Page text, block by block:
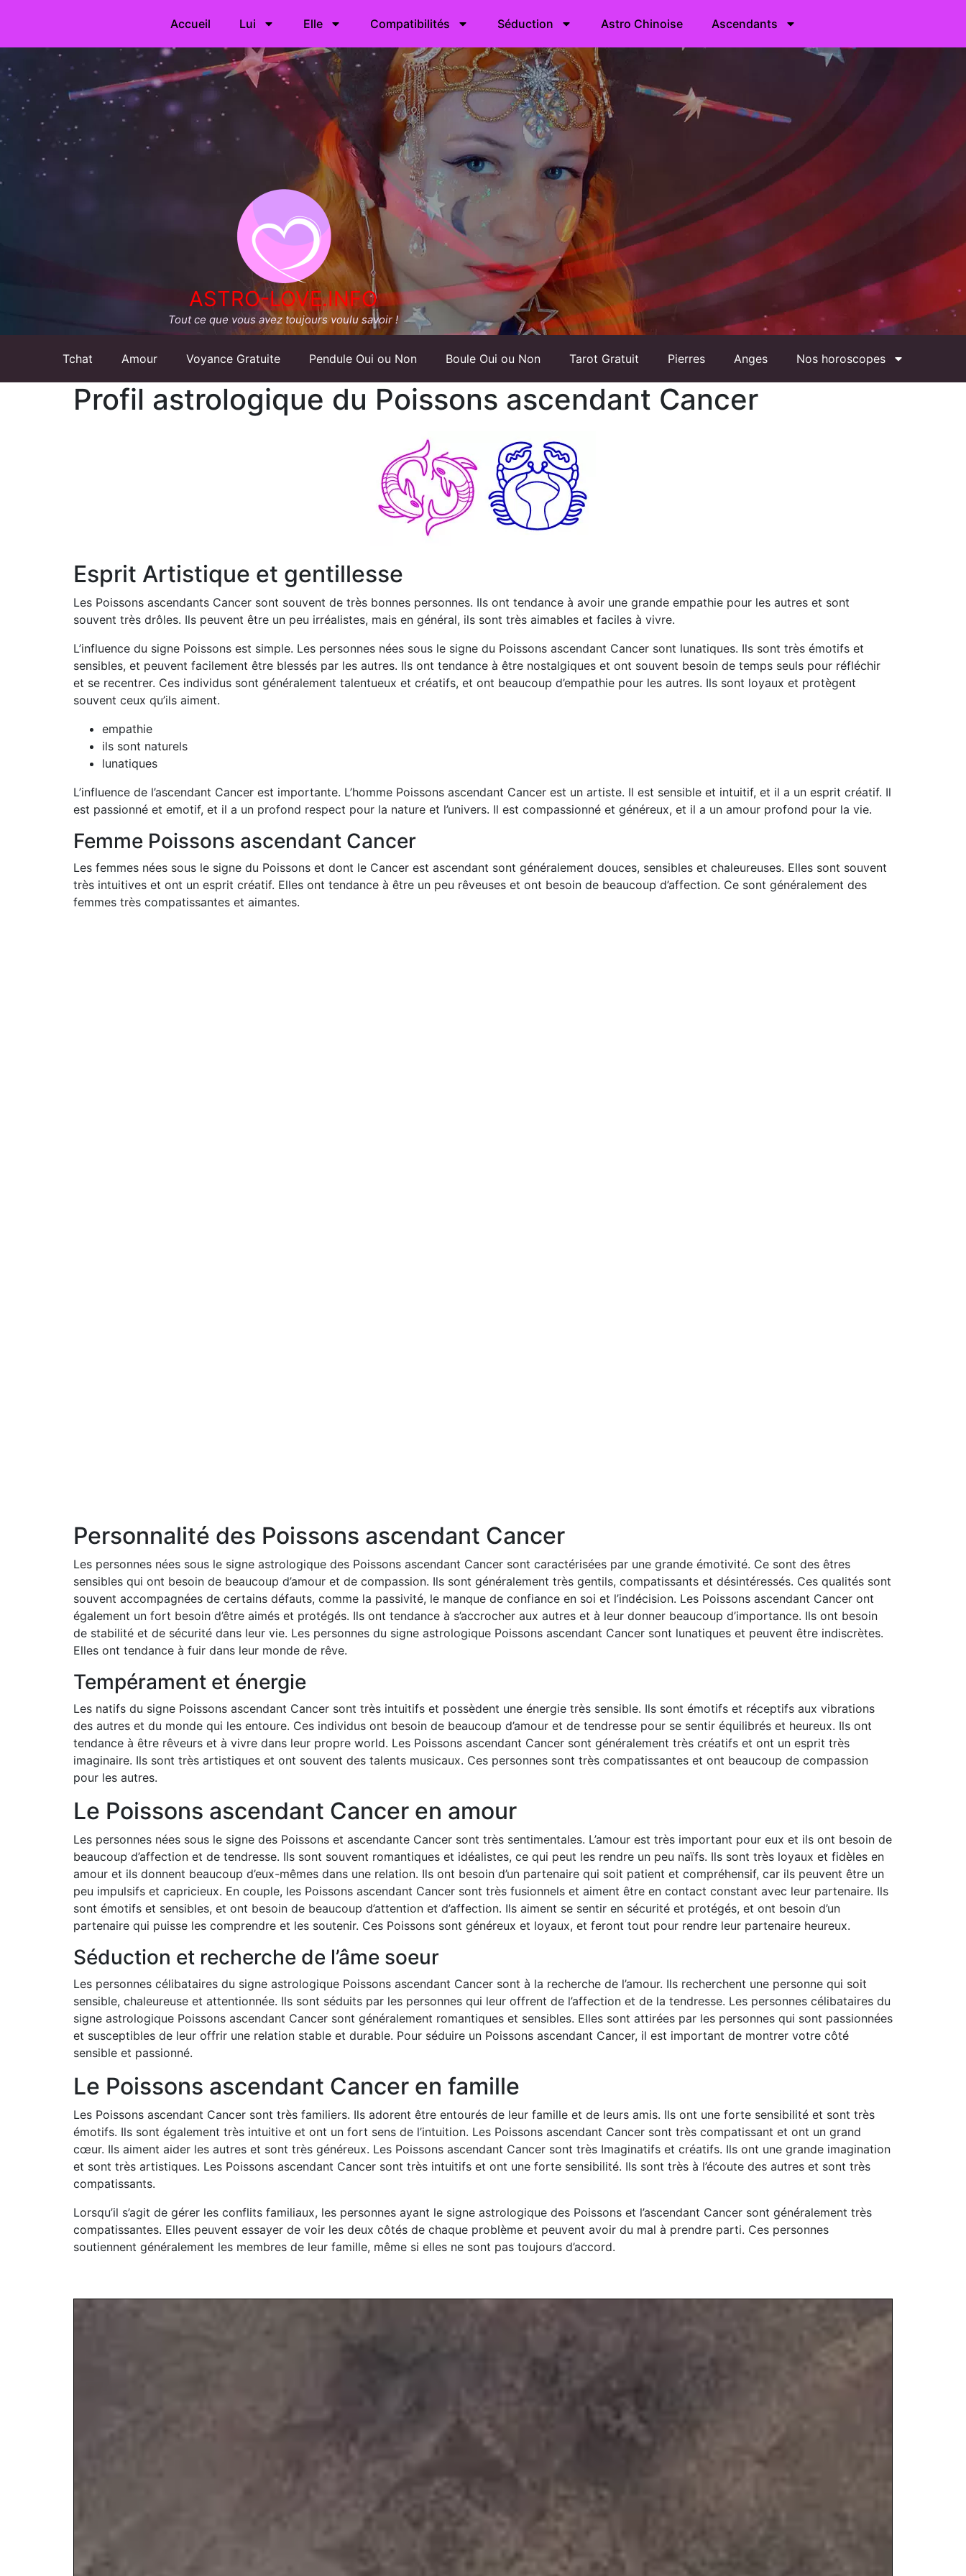
Accueil Lui Elle Compatibilités Séduction Astro Chinoise Ascendants
ASTRO-LOVE.INFO
Tout ce que vous avez toujours voulu savoir !
Tchat Amour Voyance Gratuite Pendule Oui ou Non Boule Oui ou Non Tarot Gratuit Pierres Anges Nos horoscopes
Profil astrologique du Poissons ascendant Cancer
Esprit Artistique et gentillesse
Les Poissons ascendants Cancer sont souvent de très bonnes personnes. Ils ont tendance à avoir une grande empathie pour les autres et sont
souvent très drôles. Ils peuvent être un peu irréalistes, mais en général, ils sont très aimables et faciles à vivre.
L’influence du signe Poissons est simple. Les personnes nées sous le signe du Poissons ascendant Cancer sont lunatiques. Ils sont très émotifs et
sensibles, et peuvent facilement être blessés par les autres. Ils ont tendance à être nostalgiques et ont souvent besoin de temps seuls pour réfléchir
et se recentrer. Ces individus sont généralement talentueux et créatifs, et ont beaucoup d’empathie pour les autres. Ils sont loyaux et protègent
souvent ceux qu’ils aiment.
empathie
ils sont naturels
lunatiques
L’influence de l’ascendant Cancer est importante. L’homme Poissons ascendant Cancer est un artiste. Il est sensible et intuitif, et il a un esprit créatif. Il
est passionné et emotif, et il a un profond respect pour la nature et l’univers. Il est compassionné et généreux, et il a un amour profond pour la vie.
Femme Poissons ascendant Cancer
Les femmes nées sous le signe du Poissons et dont le Cancer est ascendant sont généralement douces, sensibles et chaleureuses. Elles sont souvent
très intuitives et ont un esprit créatif. Elles ont tendance à être un peu rêveuses et ont besoin de beaucoup d’affection. Ce sont généralement des
femmes très compatissantes et aimantes.
Personnalité des Poissons ascendant Cancer
Les personnes nées sous le signe astrologique des Poissons ascendant Cancer sont caractérisées par une grande émotivité. Ce sont des êtres
sensibles qui ont besoin de beaucoup d’amour et de compassion. Ils sont généralement très gentils, compatissants et désintéressés. Ces qualités sont
souvent accompagnées de certains défauts, comme la passivité, le manque de confiance en soi et l’indécision. Les Poissons ascendant Cancer ont
également un fort besoin d’être aimés et protégés. Ils ont tendance à s’accrocher aux autres et à leur donner beaucoup d’importance. Ils ont besoin
de stabilité et de sécurité dans leur vie. Les personnes du signe astrologique Poissons ascendant Cancer sont lunatiques et peuvent être indiscrètes.
Elles ont tendance à fuir dans leur monde de rêve.
Tempérament et énergie
Les natifs du signe Poissons ascendant Cancer sont très intuitifs et possèdent une énergie très sensible. Ils sont émotifs et réceptifs aux vibrations
des autres et du monde qui les entoure. Ces individus ont besoin de beaucoup d’amour et de tendresse pour se sentir équilibrés et heureux. Ils ont
tendance à être rêveurs et à vivre dans leur propre world. Les Poissons ascendant Cancer sont généralement très créatifs et ont un esprit très
imaginaire. Ils sont très artistiques et ont souvent des talents musicaux. Ces personnes sont très compatissantes et ont beaucoup de compassion
pour les autres.
Le Poissons ascendant Cancer en amour
Les personnes nées sous le signe des Poissons et ascendante Cancer sont très sentimentales. L’amour est très important pour eux et ils ont besoin de
beaucoup d’affection et de tendresse. Ils sont souvent romantiques et idéalistes, ce qui peut les rendre un peu naïfs. Ils sont très loyaux et fidèles en
amour et ils donnent beaucoup d’eux-mêmes dans une relation. Ils ont besoin d’un partenaire qui soit patient et compréhensif, car ils peuvent être un
peu impulsifs et capricieux. En couple, les Poissons ascendant Cancer sont très fusionnels et aiment être en contact constant avec leur partenaire. Ils
sont émotifs et sensibles, et ont besoin de beaucoup d’attention et d’affection. Ils aiment se sentir en sécurité et protégés, et ont besoin d’un
partenaire qui puisse les comprendre et les soutenir. Ces Poissons sont généreux et loyaux, et feront tout pour rendre leur partenaire heureux.
Séduction et recherche de l’âme soeur
Les personnes célibataires du signe astrologique Poissons ascendant Cancer sont à la recherche de l’amour. Ils recherchent une personne qui soit
sensible, chaleureuse et attentionnée. Ils sont séduits par les personnes qui leur offrent de l’affection et de la tendresse. Les personnes célibataires du
signe astrologique Poissons ascendant Cancer sont généralement romantiques et sensibles. Elles sont attirées par les personnes qui sont passionnées
et susceptibles de leur offrir une relation stable et durable. Pour séduire un Poissons ascendant Cancer, il est important de montrer votre côté
sensible et passionné.
Le Poissons ascendant Cancer en famille
Les Poissons ascendant Cancer sont très familiers. Ils adorent être entourés de leur famille et de leurs amis. Ils ont une forte sensibilité et sont très
émotifs. Ils sont également très intuitive et ont un fort sens de l’intuition. Les Poissons ascendant Cancer sont très compatissant et ont un grand
cœur. Ils aiment aider les autres et sont très généreux. Les Poissons ascendant Cancer sont très Imaginatifs et créatifs. Ils ont une grande imagination
et sont très artistiques. Les Poissons ascendant Cancer sont très intuitifs et ont une forte sensibilité. Ils sont très à l’écoute des autres et sont très
compatissants.
Lorsqu’il s’agit de gérer les conflits familiaux, les personnes ayant le signe astrologique des Poissons et l’ascendant Cancer sont généralement très
compatissantes. Elles peuvent essayer de voir les deux côtés de chaque problème et peuvent avoir du mal à prendre parti. Ces personnes
soutiennent généralement les membres de leur famille, même si elles ne sont pas toujours d’accord.